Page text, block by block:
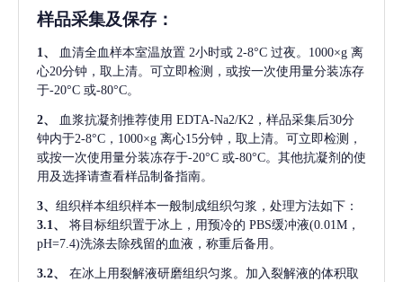
样品采集及保存 ：
1、 血清全血样本室温放置 2小时或 2-8°C 过夜。1000×g 离
心20分钟，取上清。可立即检测，或按一次使用量分装冻存
于-20°C 或-80°C。
2、 血浆抗凝剂推荐使用 EDTA-Na2/K2，样品采集后30分
钟内于2-8°C，1000×g 离心15分钟，取上清。可立即检测，
或按一次使用量分装冻存于-20°C 或-80°C。其他抗凝剂的使
用及选择请查看样品制备指南。
3、 组织样本组织样本一般制成组织匀浆，处理方法如下：
3.1、
将目标组织置于冰上，用预冷的 PBS缓冲液(0.01M，
pH=7.4)洗涤去除残留的血液，称重后备用。
3.2、
在冰上用裂解液研磨组织匀浆。加入裂解液的体积取